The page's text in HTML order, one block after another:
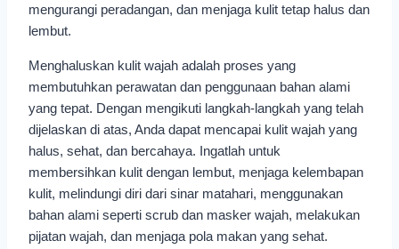
mengurangi peradangan, dan menjaga kulit tetap halus dan
lembut.
Menghaluskan kulit wajah adalah proses yang
membutuhkan perawatan dan penggunaan bahan alami
yang tepat. Dengan mengikuti langkah-langkah yang telah
dijelaskan di atas, Anda dapat mencapai kulit wajah yang
halus, sehat, dan bercahaya. Ingatlah untuk
membersihkan kulit dengan lembut, menjaga kelembapan
kulit, melindungi diri dari sinar matahari, menggunakan
bahan alami seperti scrub dan masker wajah, melakukan
pijatan wajah, dan menjaga pola makan yang sehat.